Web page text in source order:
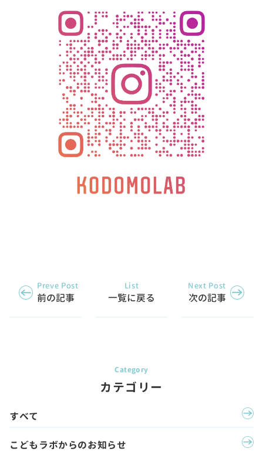
Preve Post
前の記事
List
一覧に戻る
Next Post
次の記事
カテゴリー
すべて
こどもラボからのお知らせ